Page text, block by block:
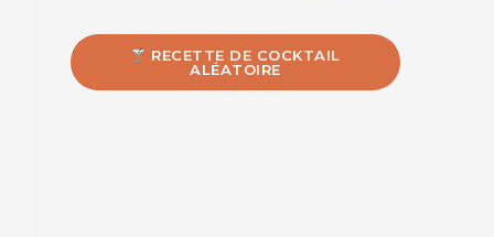
RECETTE DE COCKTAIL
ALÉATOIRE